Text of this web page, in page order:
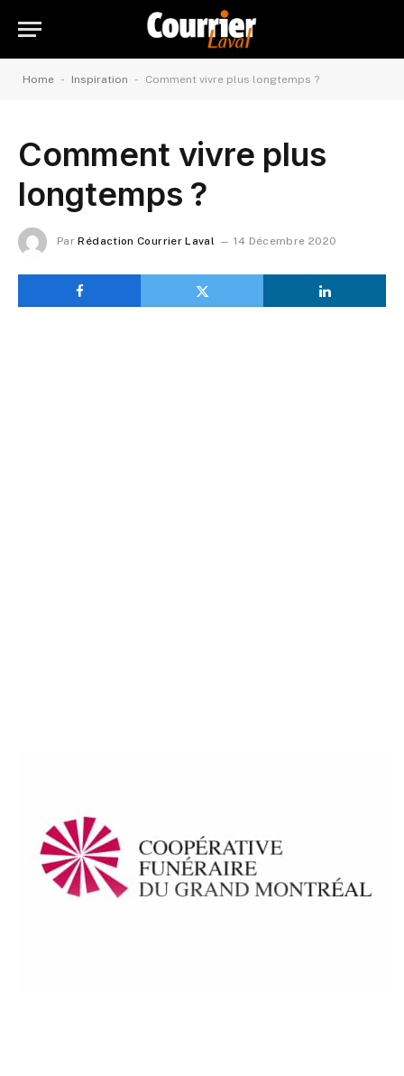
Home - Inspiration - Comment vivre plus longtemps ?
Comment vivre plus
longtemps ?
Par Rédaction Courrier Laval 14 Décembre 2020